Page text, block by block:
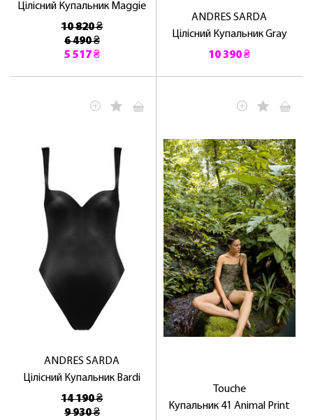
Цілісний Купальник Maggie
10 820 ₴
6 490 ₴
5 517 ₴
ANDRES SARDA
Цілісний Купальник Gray
10 390 ₴
ANDRES SARDA
Цілісний Купальник Bardi
14 190 ₴
9 930 ₴
Touche
Купальник 41 Animal Print